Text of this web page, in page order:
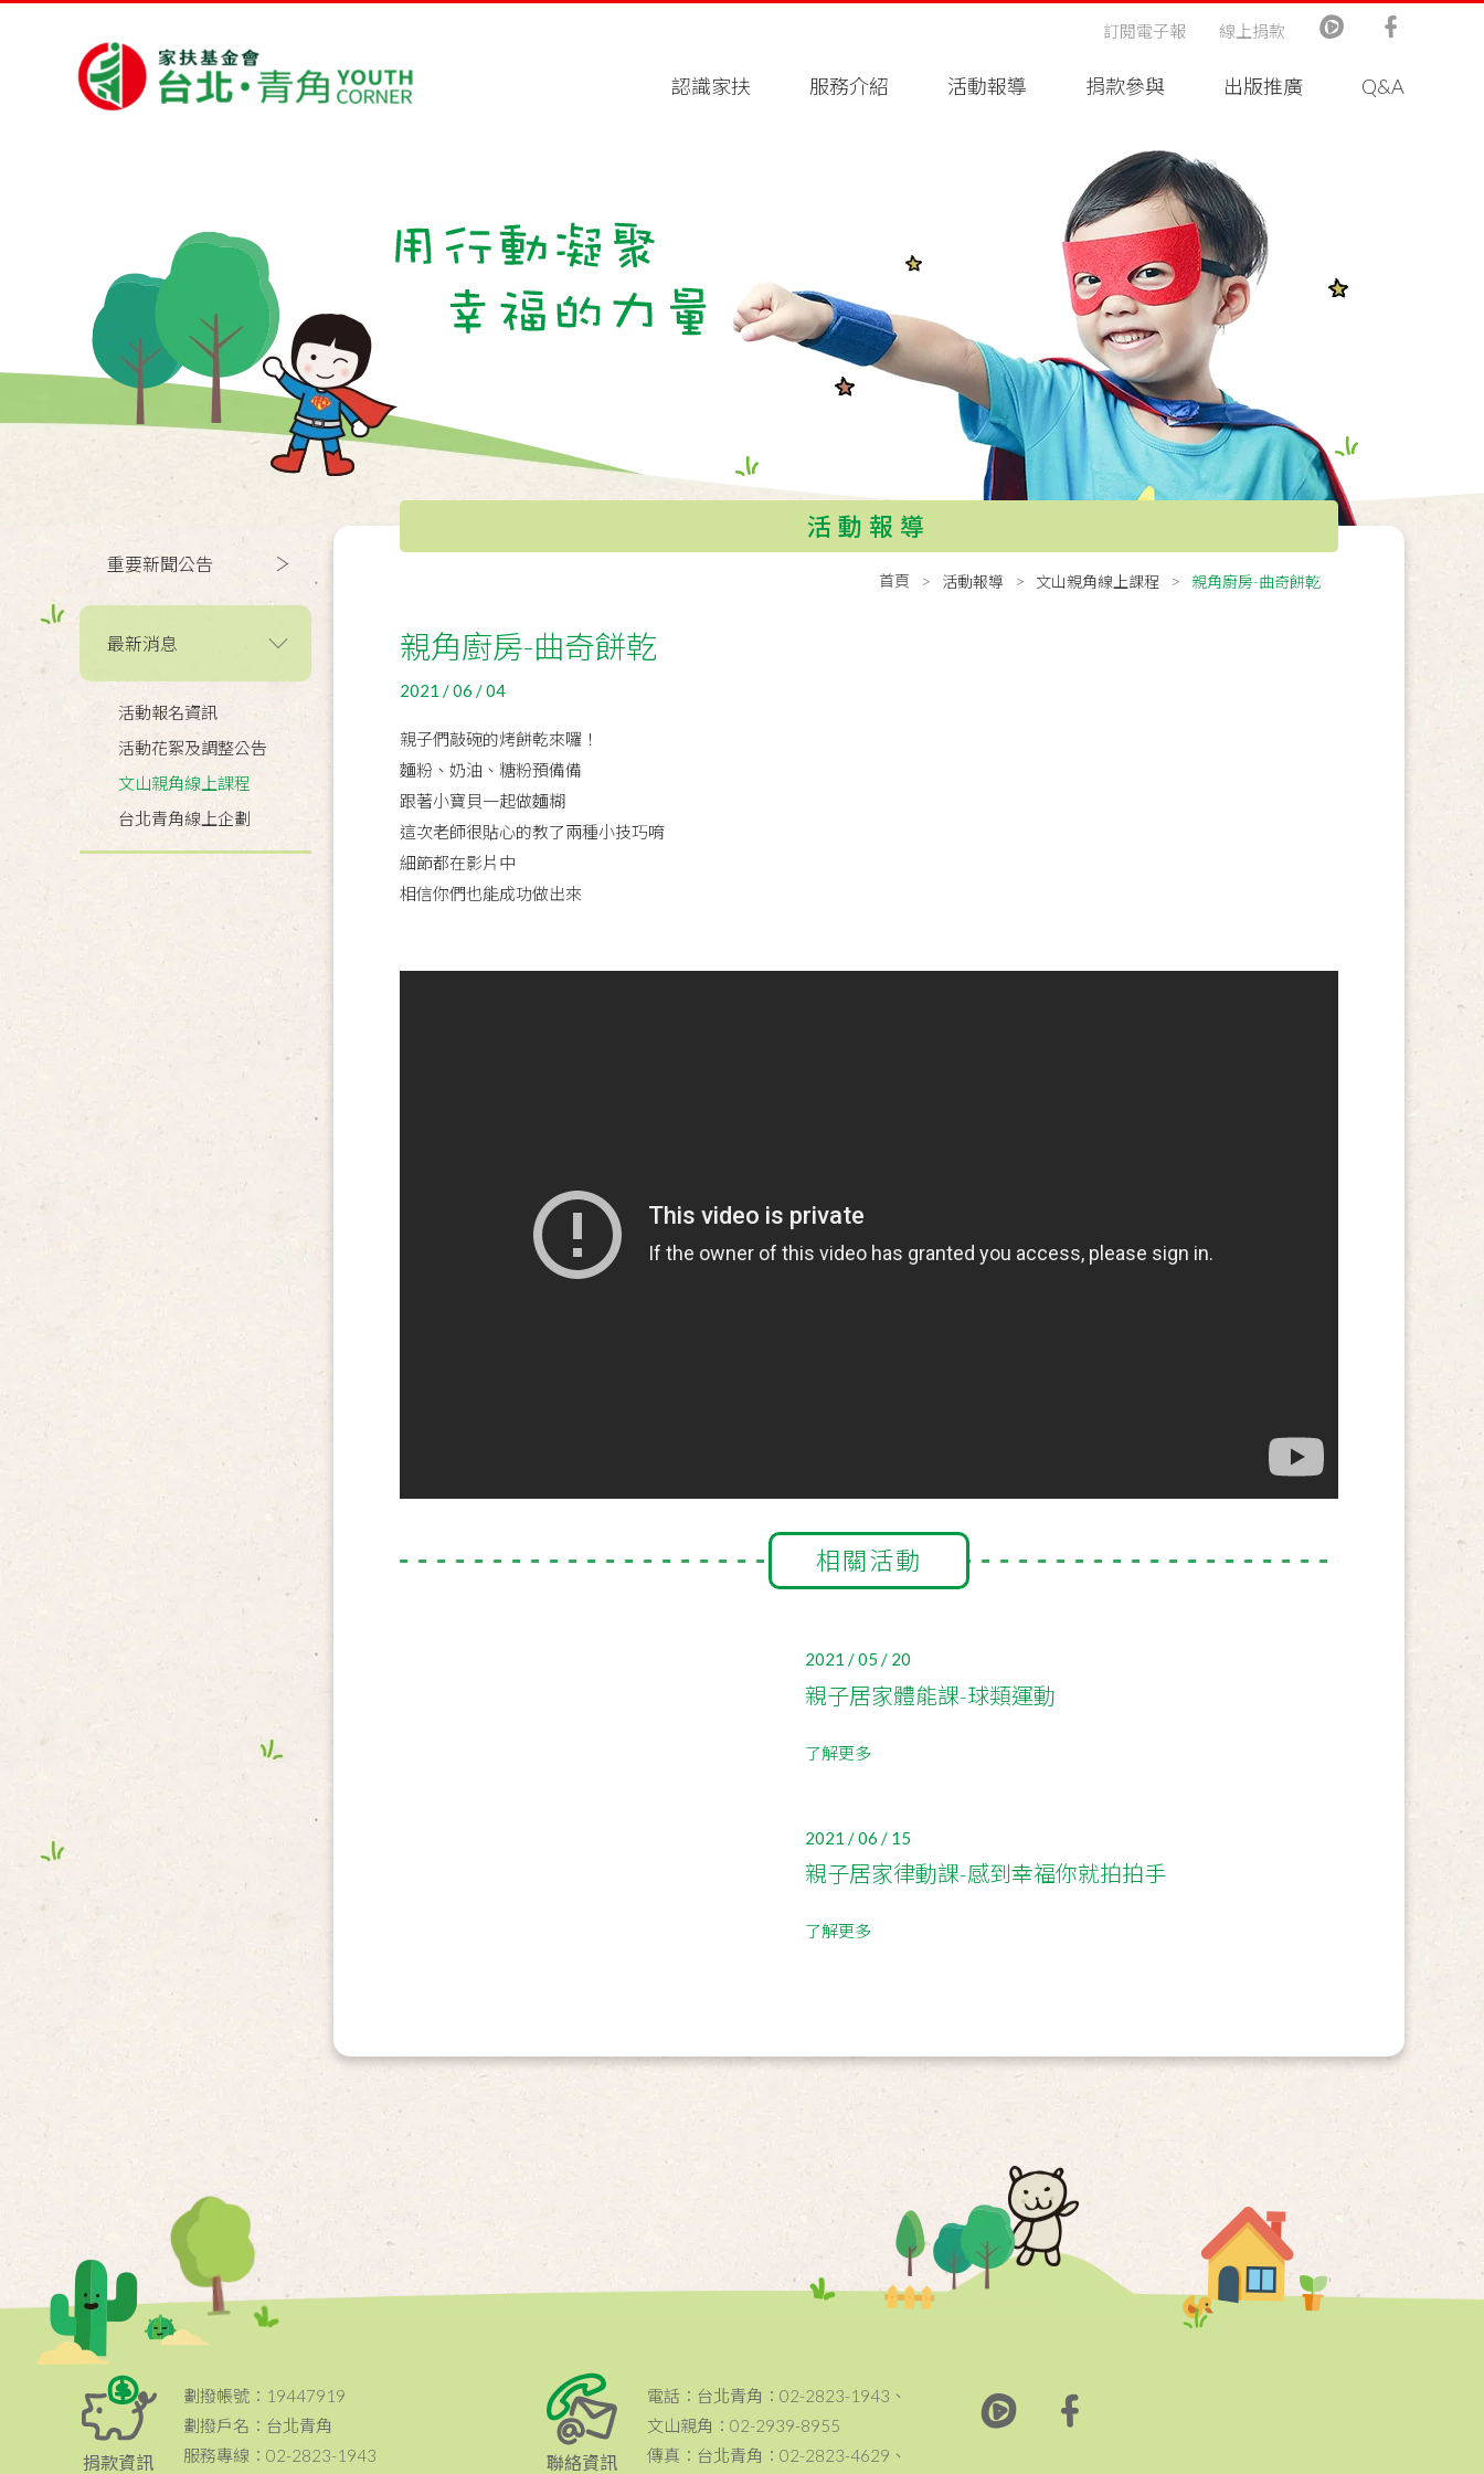
認識家扶 服務介紹 活動報導 捐款參與 出版推廣 Q&A
訂閱電子報 線上捐款
重要新聞公告
最新消息
活動報名資訊
活動花絮及調整公告
文山親角線上課程
台北青角線上企劃
活動報導
首頁 活動報導 文山親角線上課程 親角廚房-曲奇餅乾
親角廚房-曲奇餅乾
2021 / 06 / 04
親子們敲碗的烤餅乾來囉！
麵粉、奶油、糖粉預備備
跟著小寶貝一起做麵糊
這次老師很貼心的教了兩種小技巧唷
細節都在影片中
相信你們也能成功做出來
相關活動
2021 / 05 / 20
親子居家體能課-球類運動
了解更多
2021 / 06 / 15
親子居家律動課-感到幸福你就拍拍手
了解更多
捐款資訊
劃撥帳號：19447919
劃撥戶名：台北青角
服務專線：02-2823-1943
聯絡資訊
電話：台北青角：02-2823-1943、
文山親角：02-2939-8955
傳真：台北青角：02-2823-4629、